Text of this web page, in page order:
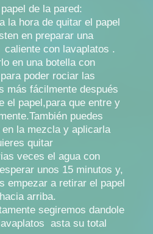
de la pared:
la hora de quitar el papel
en preparar una
con lavaplatos .
en una botella con
poder rociar las
más fácilmente después
el papel,para que entre y
puedes
la mezcla y aplicarla
quitar
veces el agua con
unos 15 minutos y,
empezar a retirar el papel
arriba.
segiremos dandole
asta su total